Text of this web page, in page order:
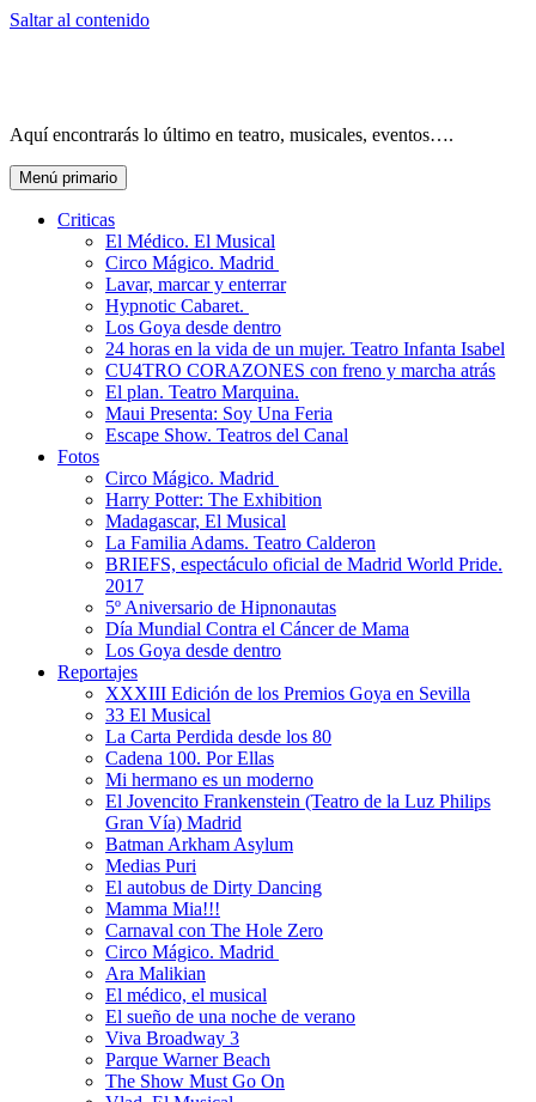
Saltar al contenido
Aquí encontrarás lo último en teatro, musicales, eventos….
Menú primario
Criticas
El Médico. El Musical
Circo Mágico. Madrid
Lavar, marcar y enterrar
Hypnotic Cabaret.
Los Goya desde dentro
24 horas en la vida de un mujer. Teatro Infanta Isabel
CU4TRO CORAZONES con freno y marcha atrás
El plan. Teatro Marquina.
Maui Presenta: Soy Una Feria
Escape Show. Teatros del Canal
Fotos
Circo Mágico. Madrid
Harry Potter: The Exhibition
Madagascar, El Musical
La Familia Adams. Teatro Calderon
BRIEFS, espectáculo oficial de Madrid World Pride.
2017
5º Aniversario de Hipnonautas
Día Mundial Contra el Cáncer de Mama
Los Goya desde dentro
Reportajes
XXXIII Edición de los Premios Goya en Sevilla
33 El Musical
La Carta Perdida desde los 80
Cadena 100. Por Ellas
Mi hermano es un moderno
El Jovencito Frankenstein (Teatro de la Luz Philips
Gran Vía) Madrid
Batman Arkham Asylum
Medias Puri
El autobus de Dirty Dancing
Mamma Mia!!!
Carnaval con The Hole Zero
Circo Mágico. Madrid
Ara Malikian
El médico, el musical
El sueño de una noche de verano
Viva Broadway 3
Parque Warner Beach
The Show Must Go On